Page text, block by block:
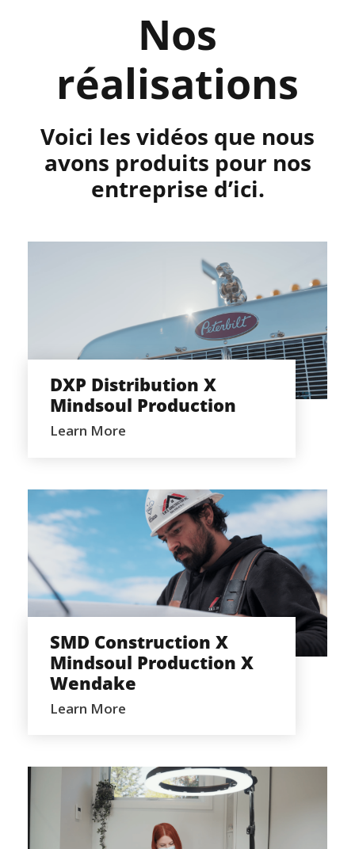
Nos
réalisations
Voici les vidéos que nous
avons produits pour nos
entreprise d’ici.
DXP DISTRIBUTION X MINDSOUL
PRODUCTION
DXP Distribution X
Mindsoul Production
Learn More
SMD CONSTRUCTION X MINDSOUL
PRODUCTION X WENDAKE
SMD Construction X
Mindsoul Production X
Wendake
Learn More